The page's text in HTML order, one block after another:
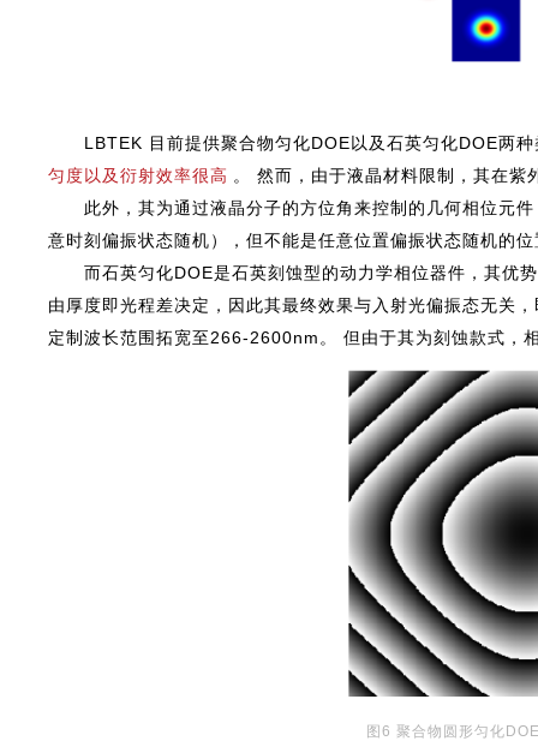
LBTEK 目前提供聚合物匀化DOE以及石英匀化DOE两
匀度以及衍射效率很高 。 然而，由于液晶材料限制，其在
此外，其为通过液晶分子的方位角来控制的几何相位元
意时刻偏振状态随机），但不能是任意位置偏振状态随机的
而石英匀化DOE是石英刻蚀型的动力学相位器件，其优
由厚度即光程差决定，因此其最终效果与入射光偏振态无关
定制波长范围拓宽至266-2600nm。 但由于其为刻蚀款式，
图6 聚合物圆形匀化